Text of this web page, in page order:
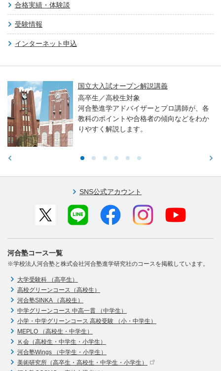
合格実績・体験談
受験情報
インターネット申込
国立大入試オープン解説講義
高卒生／高校生対象
河合塾進学アドバイザーとプロ講師が、各
教科のポイントや合格者の傾向などをわか
りやすく解説します。
SNS公式アカウント
河合塾コース一覧
※学校法人河合塾と株式会社河合塾進学研究社のコースを掲載しています。
大学受験科 （高卒生）
高校グリーンコース（高校生）
河合塾SINKA （高校生）
中学グリーンコース 中高一貫 （中学生）
小学・中学グリーンコース 高校受験 （小・中学生）
MEPLO （高校生・中学生）
Ｋ会（高校生・中学生・小学生）
河合塾Wings （中学生・小学生）
美術研究所（高卒生・高校生・中学生・小学生）